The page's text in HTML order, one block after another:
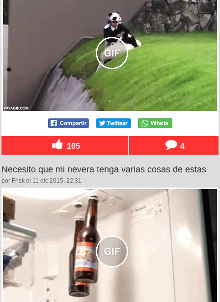
105 4
Necesito que mi nevera tenga varias cosas de estas
por Frisk el 11 dic 2015, 22:31